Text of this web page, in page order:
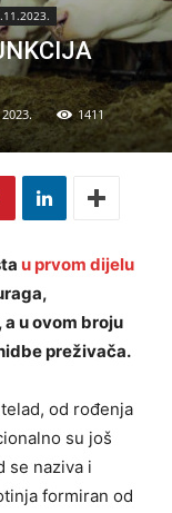
1411
u prvom dijelu
u ovom broju
preživača.
od rođenja
su još
se naziva i
formiran od